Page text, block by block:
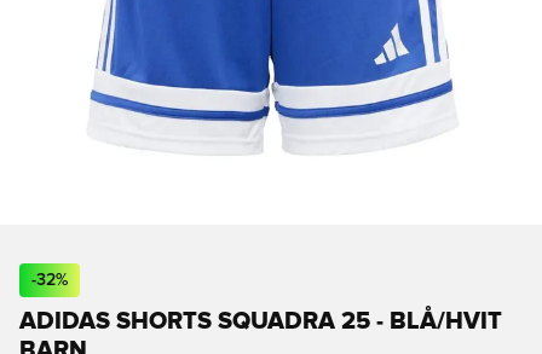
-32%
ADIDAS SHORTS SQUADRA 25 - BLÅ/HVIT